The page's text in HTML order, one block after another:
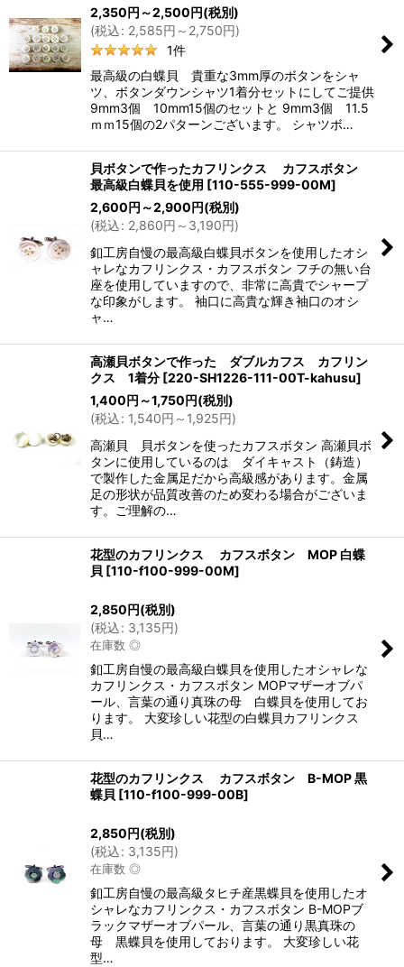
2,350円 ～2,500円(税別)
(税込: 2,585円 ～2,750円)
1件
最高級の白蝶貝 貴重な3mm厚のボタンをシャ
ツ、ボタンダウンシャツ1着分セットにしてご提供
9mm3個 10mm15個のセットと 9mm3個 11.5
ｍｍ15個の2パターンございます。 シャツボ…
貝ボタンで作ったカフリンクス カフスボタン
最高級白蝶貝を使用 [110-555-999-00M]
2,600円 ～2,900円(税別)
(税込: 2,860円 ～3,190円)
釦工房自慢の最高級白蝶貝ボタンを使用したオシ
ャレなカフリンクス・カフスボタン フチの無い台
座を使用していますので、非常に高貴でシャープ
な印象がします。 袖口に高貴な輝き袖口のオシ
ャ…
高瀬貝ボタンで作った ダブルカフス カフリン
クス 1着分 [220-SH1226-111-00T-kahusu]
1,400円 ～1,750円(税別)
(税込: 1,540円 ～1,925円)
高瀬貝 貝ボタンを使ったカフスボタン 高瀬貝ボ
タンに使用しているのは ダイキャスト（鋳造）
で製作した金属足だから高級感があります。金属
足の形状が品質改善のため変わる場合がございま
す。ご理解の…
花型のカフリンクス カフスボタン MOP 白蝶
貝 [110-f100-999-00M]
2,850円(税別)
(税込: 3,135円)
在庫数 ◎
釦工房自慢の最高級白蝶貝を使用したオシャレな
カフリンクス・カフスボタン MOPマザーオブパ
ール、言葉の通り真珠の母 白蝶貝を使用してお
ります。 大変珍しい花型の白蝶貝カフリンクス
貝…
花型のカフリンクス カフスボタン B-MOP 黒
蝶貝 [110-f100-999-00B]
2,850円(税別)
(税込: 3,135円)
在庫数 ◎
釦工房自慢の最高級タヒチ産黒蝶貝を使用したオ
シャレなカフリンクス・カフスボタン B-MOPブ
ラックマザーオブパール、言葉の通り黒真珠の
母 黒蝶貝を使用しております。 大変珍しい花
型…